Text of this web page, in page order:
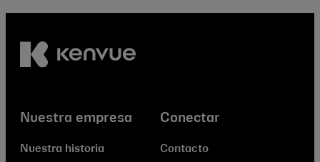
Nuestra empresa
Nuestra historia
Conectar
Contacto